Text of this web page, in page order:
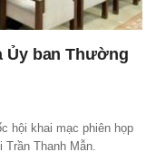
Ủy ban Thường
hội khai mạc phiên họp
Thanh Mẫn.